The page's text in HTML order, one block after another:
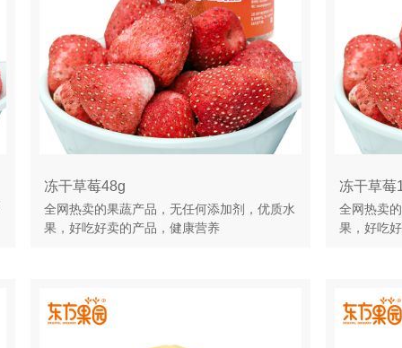
冻干草莓48g
全网热卖的果蔬产品，无任何添加剂，优质水
果，好吃好卖的产品，健康营养
冻干草莓
全网热卖
果，好吃